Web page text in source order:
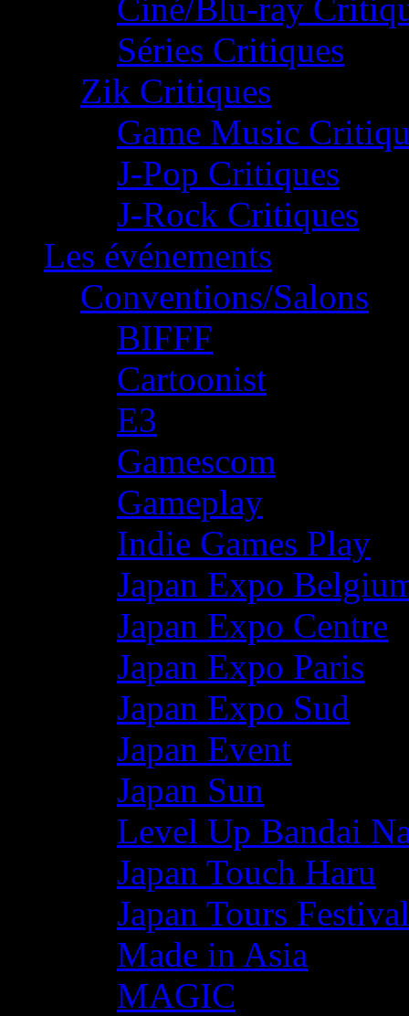
Ciné/Blu-ray
Séries Critiques
Zik Critiques
Game Music
J-Pop Critiques
J-Rock Critiques
Les événements
Conventions/Salons
BIFFF
Cartoonist
E3
Gamescom
Gameplay
Indie Games Play
Japan Expo
Japan Expo Centre
Japan Expo Paris
Japan Expo Sud
Japan Event
Japan Sun
Level Up Bandai
Japan Touch Haru
Japan Tours Festival
Made in Asia
MAGIC